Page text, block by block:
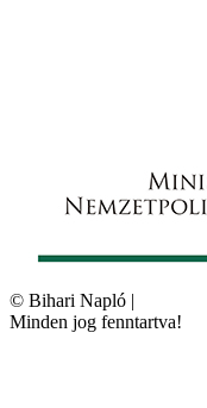
© Bihari Napló |
Minden jog fenntartva!